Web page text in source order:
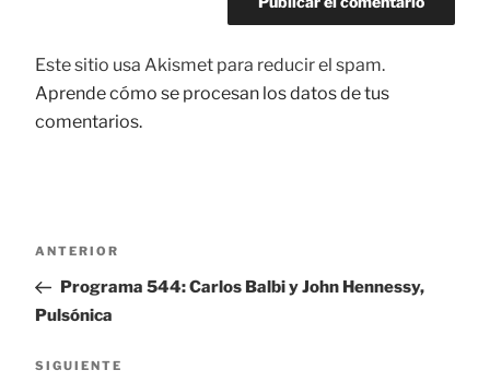
Este sitio usa Akismet para reducir el spam.
Aprende cómo se procesan los datos de tus
comentarios.
Navegación
entradas
Entrada
anterior:
ANTERIOR
Programa 544: Carlos Balbi y John Hennessy,
Pulsónica
Siguiente
SIGUIENTE